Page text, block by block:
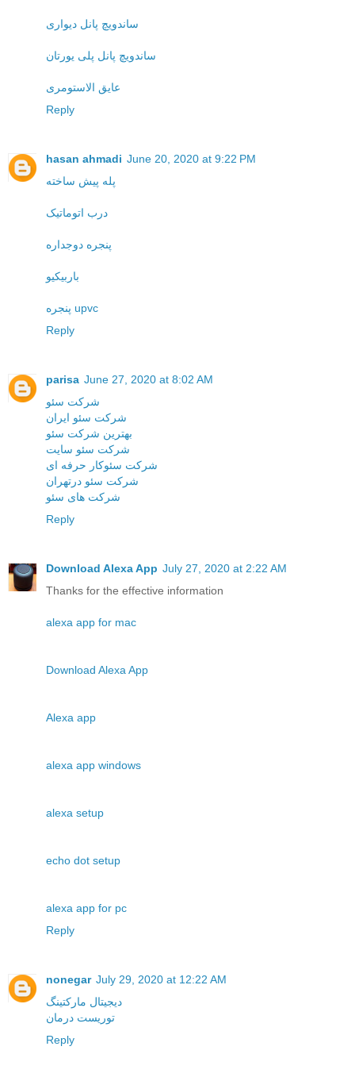
ساندویچ پانل دیواری
ساندویچ پانل پلی یورتان
عایق الاستومری
Reply
hasan ahmadi June 20, 2020 at 9:22 PM
پله پیش ساخته
درب اتوماتیک
پنجره دوجداره
باربیکیو
پنجره upvc
Reply
parisa June 27, 2020 at 8:02 AM
شرکت سئو
شرکت سئو ایران
بهترین شرکت سئو
شرکت سئو سایت
شرکت سئوکار حرفه ای
شرکت سئو درتهران
شرکت های سئو
Reply
Download Alexa App July 27, 2020 at 2:22 AM
Thanks for the effective information
alexa app for mac
Download Alexa App
Alexa app
alexa app windows
alexa setup
echo dot setup
alexa app for pc
Reply
nonegar July 29, 2020 at 12:22 AM
دیجیتال مارکتینگ
توریست درمان
Reply